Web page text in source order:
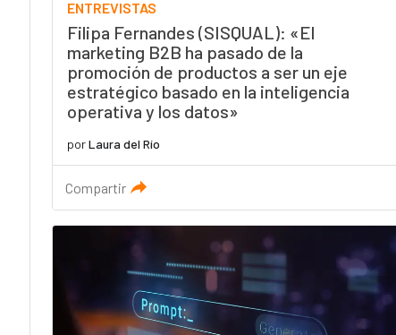
ENTREVISTAS
Filipa Fernandes (SISQUAL): «El
marketing B2B ha pasado de la
promoción de productos a ser un eje
estratégico basado en la inteligencia
operativa y los datos»
porLaura del Río
Compartir